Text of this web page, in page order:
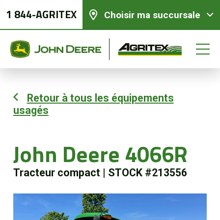
1 844-AGRITEX Choisir ma succursale
Retour à tous les équipements
usagés
John Deere 4066R
Tracteur compact STOCK #213556
Équipements neufs
Équipements usagés
Pièces et services
Agriculture de précision